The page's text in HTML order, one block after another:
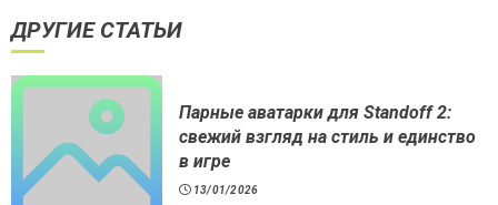
ДРУГИЕ СТАТЬИ
Парные аватарки для Standoff 2:
свежий взгляд на стиль и единство
в игре
13/01/2026